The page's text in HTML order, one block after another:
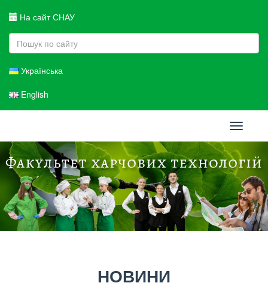
На сайт СНАУ
Українська
English
Toggle
НОВИНИ